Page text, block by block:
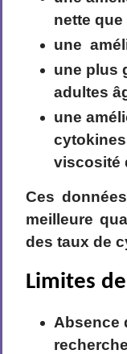
nette
une
une plus
adultes
une
viscosité
Ces
meilleure
des taux de
Limites
Absence